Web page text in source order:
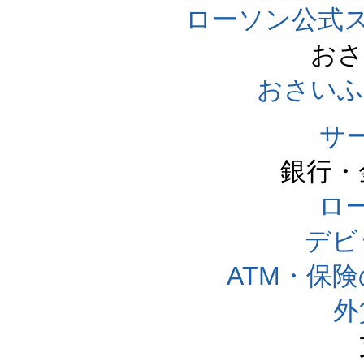
ローソン公式
お
おさい
サ
銀行
ロ
デ
ATM・保